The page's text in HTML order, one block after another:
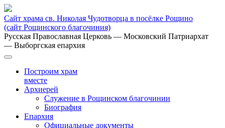
Сайт храма св. Николая Чудотворца в посёлке Рощино
(сайт Рощинского благочиния)
Русская Православная Церковь — Московский Патриархат
— Выборгская епархия
Построим храм
вместе
Архиерей
Служение в Рощинском благочинии
Биография
Епархия
Официальные документы